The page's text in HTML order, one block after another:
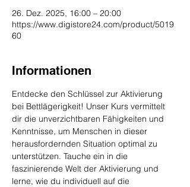
26. Dez. 2025, 16:00 – 20:00
https://www.digistore24.com/product/5019
60
Informationen
Entdecke den Schlüssel zur Aktivierung
bei Bettlägerigkeit! Unser Kurs vermittelt
dir die unverzichtbaren Fähigkeiten und
Kenntnisse, um Menschen in dieser
herausfordernden Situation optimal zu
unterstützen. Tauche ein in die
faszinierende Welt der Aktivierung und
lerne, wie du individuell auf die